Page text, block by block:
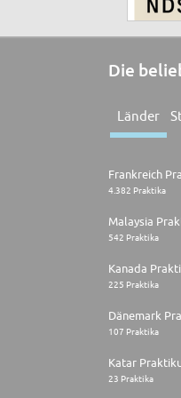
Die
Länder
Frankreich
4.382 Praktika
Malaysia
542 Praktika
Kanada
225 Praktika
Dänemark
107 Praktika
Katar
23 Praktika